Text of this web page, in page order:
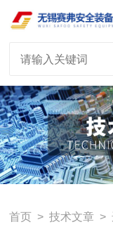
首页 >技术文章 >